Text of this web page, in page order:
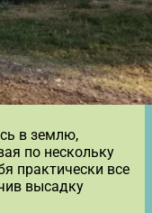
в землю,
по нескольку
практически все
высадку